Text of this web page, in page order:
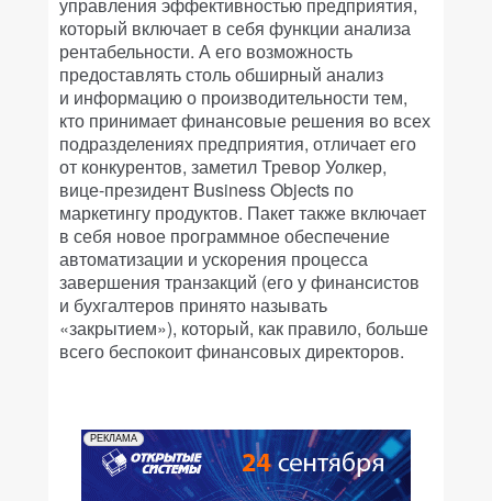
который включает в себя функции анализа
рентабельности. А его возможность
предоставлять столь обширный анализ
и информацию о производительности тем,
кто принимает финансовые решения во всех
подразделениях предприятия, отличает его
от конкурентов, заметил Тревор Уолкер,
вице-президент Business Objects по
маркетингу продуктов. Пакет также включает
в себя новое программное обеспечение
автоматизации и ускорения процесса
завершения транзакций (его у финансистов
и бухгалтеров принято называть
«закрытием»), который, как правило, больше
всего беспокоит финансовых директоров.
РЕКЛАМА